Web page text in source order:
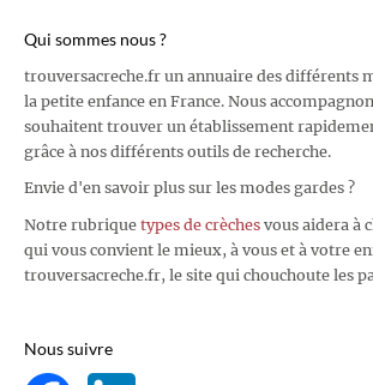
Qui sommes nous ?
trouversacreche.fr un annuaire des différents
la petite enfance en France. Nous
souhaitent trouver un établissement
grâce à nos différents outils de recherche.
Envie d'en savoir plus sur les modes gardes ?
Notre rubrique types de crèches vous aidera à
qui vous convient le mieux, à vous et à votre
trouversacreche.fr, le site qui chouchoute les
Nous suivre